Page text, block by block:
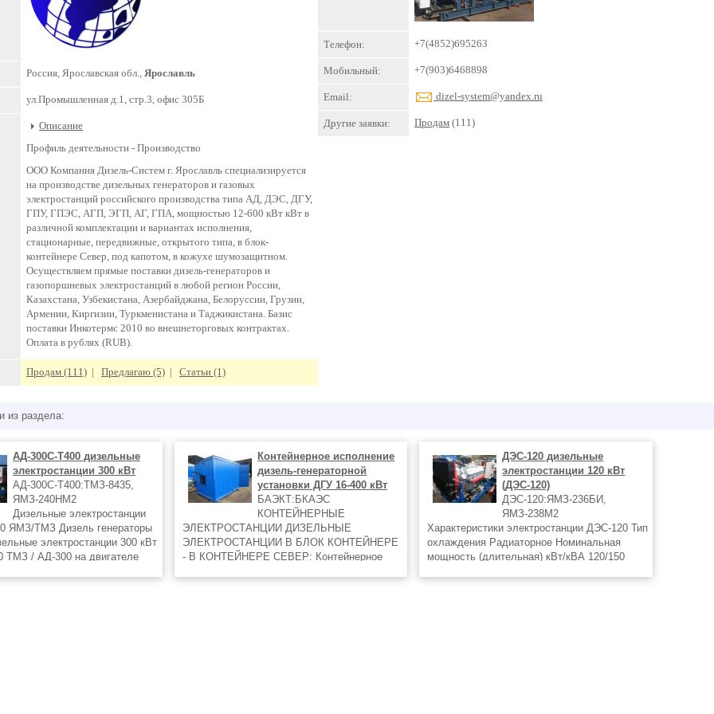
Россия, Ярославская обл., Ярославль
ул.Промышленная д.1, стр.3, офис 305Б
Описание
Профиль деятельности - Производство
ООО Компания Дизель-Систем г. Ярославль специализируется
на производстве дизельных генераторов и газовых
электростанций российского производства типа АД, ДЭС, ДГУ,
ГПУ, ГПЭС, АГП, ЭГП, АГ, ГПА, мощностью 12-600 кВт кВт в
различной комплектации и вариантах исполнения,
стационарные, передвижные, открытого типа, в блок-
контейнере Север, под капотом, в кожухе шумозащитном.
Осуществляем прямые поставки дизель-генераторов и
газопоршневых электростанций в любой регион России,
Казахстана, Узбекистана, Азербайджана, Белоруссии, Грузии,
Армении, Киргизии, Туркменистана и Таджикистана. Базис
поставки Инкотермс 2010 во внешнеторговых контрактах.
Оплата в рублях (RUB).
Продам (111) | Предлагаю (5) | Статьи (1)
Телефон: +7(4852)695263
Мобильный: +7(903)6468898
Email: dizel-system@yandex.ru
Другие заявки: Продам (111)
из раздела:
АД-300С-Т400 дизельные
электростанции 300 кВт
АД-300С-Т400:ТМЗ-8435,
ЯМЗ-240НМ2
Дизельные электростанции
ЯМЗ/ТМЗ Дизель генераторы
электростанции 300 кВт
ТМЗ / АД-300 на двигателе
Контейнерное исполнение
дизель-генераторной
установки ДГУ 16-400 кВт
БАЭКТ:БКАЭС
КОНТЕЙНЕРНЫЕ
ЭЛЕКТРОСТАНЦИИ ДИЗЕЛЬНЫЕ
ЭЛЕКТРОСТАНЦИИ В БЛОК КОНТЕЙНЕРЕ
- В КОНТЕЙНЕРЕ СЕВЕР: Контейнерное
ДЭС-120 дизельные
электростанции 120 кВт
(ДЭС-120)
ДЭС-120:ЯМЗ-236БИ,
ЯМЗ-238М2
Характеристики электростанции ДЭС-120 Тип
охлаждения Радиаторное Номинальная
мощность (длительная) кВт/кВА 120/150